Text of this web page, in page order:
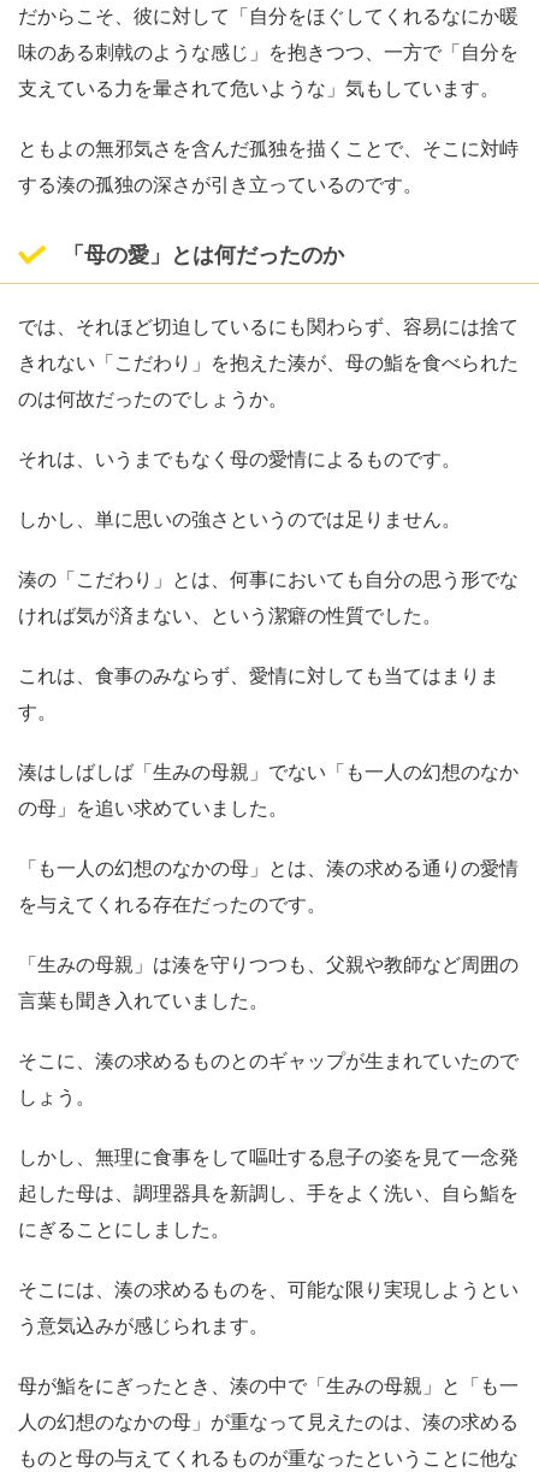
だからこそ、彼に対して「自分をほぐしてくれるなにか暖
味のある刺戟のような感じ」を抱きつつ、一方で「自分を
支えている力を暈されて危いような」気もしています。
ともよの無邪気さを含んだ孤独を描くことで、そこに対峙
する湊の孤独の深さが引き立っているのです。
「母の愛」とは何だったのか
では、それほど切迫しているにも関わらず、容易には捨て
きれない「こだわり」を抱えた湊が、母の鮨を食べられた
のは何故だったのでしょうか。
それは、いうまでもなく母の愛情によるものです。
しかし、単に思いの強さというのでは足りません。
湊の「こだわり」とは、何事においても自分の思う形でな
ければ気が済まない、という潔癖の性質でした。
これは、食事のみならず、愛情に対しても当てはまりま
す。
湊はしばしば「生みの母親」でない「も一人の幻想のなか
の母」を追い求めていました。
「も一人の幻想のなかの母」とは、湊の求める通りの愛情
を与えてくれる存在だったのです。
「生みの母親」は湊を守りつつも、父親や教師など周囲の
言葉も聞き入れていました。
そこに、湊の求めるものとのギャップが生まれていたので
しょう。
しかし、無理に食事をして嘔吐する息子の姿を見て一念発
起した母は、調理器具を新調し、手をよく洗い、自ら鮨を
にぎることにしました。
そこには、湊の求めるものを、可能な限り実現しようとい
う意気込みが感じられます。
母が鮨をにぎったとき、湊の中で「生みの母親」と「も一
人の幻想のなかの母」が重なって見えたのは、湊の求める
ものと母の与えてくれるものが重なったということに他な